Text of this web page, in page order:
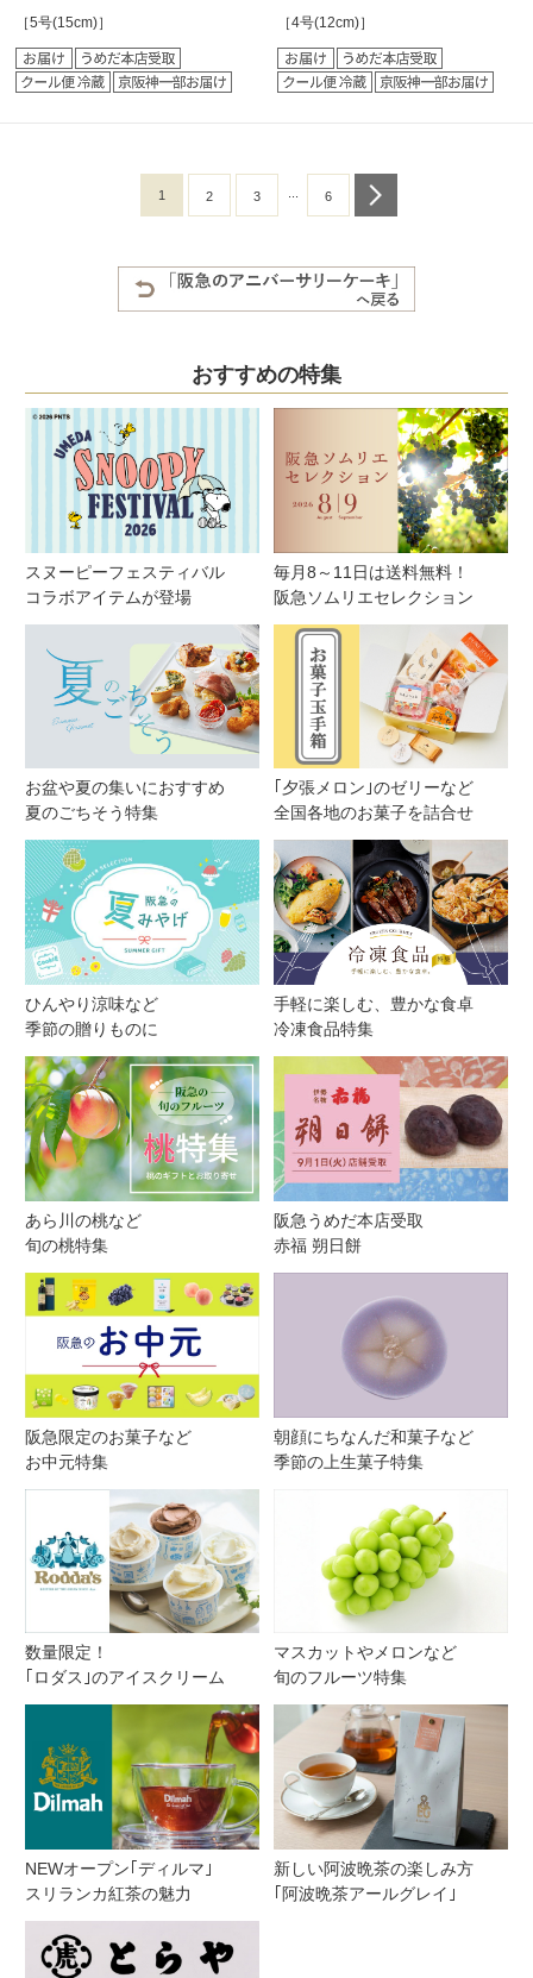
［5号(15cm)］ ［4号(12cm)］
1 2 3 6
おすすめの特集
スヌーピーフェスティバル
コラボアイテムが登場
毎月8～11日は送料無料！
阪急ソムリエセレクション
お盆や夏の集いにおすすめ
夏のごちそう特集
｢夕張メロン｣のゼリーなど
全国各地のお菓子を詰合せ
ひんやり涼味など
季節の贈りものに
手軽に楽しむ、豊かな食卓
冷凍食品特集
あら川の桃など
旬の桃特集
阪急うめだ本店受取
赤福 朔日餅
阪急限定のお菓子など
お中元特集
朝顔にちなんだ和菓子など
季節の上生菓子特集
数量限定！
｢ロダス｣のアイスクリーム
マスカットやメロンなど
旬のフルーツ特集
NEWオープン｢ディルマ｣
スリランカ紅茶の魅力
新しい阿波晩茶の楽しみ方
｢阿波晩茶アールグレイ｣